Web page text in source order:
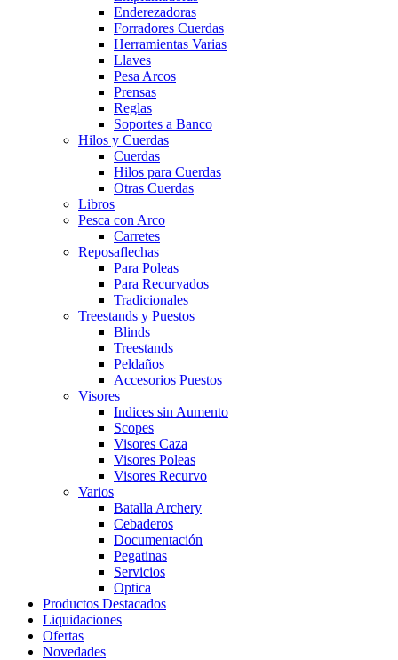
Enderezadoras
Forradores Cuerdas
Herramientas Varias
Llaves
Pesa Arcos
Prensas
Reglas
Soportes a Banco
Hilos y Cuerdas
Cuerdas
Hilos para Cuerdas
Otras Cuerdas
Libros
Pesca con Arco
Carretes
Reposaflechas
Para Poleas
Para Recurvados
Tradicionales
Treestands y Puestos
Blinds
Treestands
Peldaños
Accesorios Puestos
Visores
Indices sin Aumento
Scopes
Visores Caza
Visores Poleas
Visores Recurvo
Varios
Batalla Archery
Cebaderos
Documentación
Pegatinas
Servicios
Optica
Productos Destacados
Liquidaciones
Ofertas
Novedades